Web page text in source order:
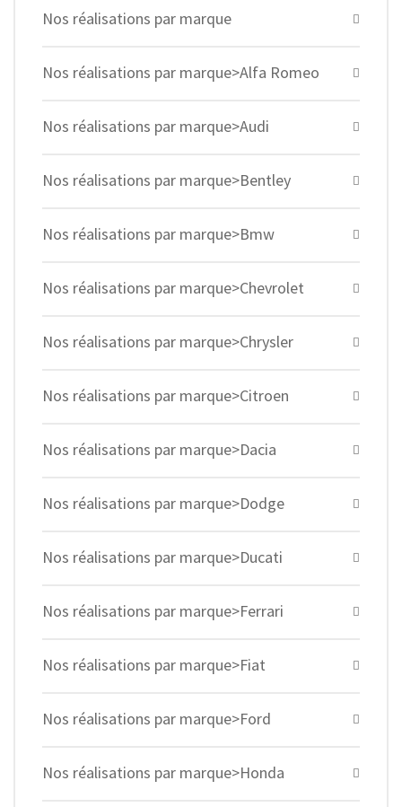
Nos réalisations par marque
Nos réalisations par marque>Alfa Romeo
Nos réalisations par marque>Audi
Nos réalisations par marque>Bentley
Nos réalisations par marque>Bmw
Nos réalisations par marque>Chevrolet
Nos réalisations par marque>Chrysler
Nos réalisations par marque>Citroen
Nos réalisations par marque>Dacia
Nos réalisations par marque>Dodge
Nos réalisations par marque>Ducati
Nos réalisations par marque>Ferrari
Nos réalisations par marque>Fiat
Nos réalisations par marque>Ford
Nos réalisations par marque>Honda